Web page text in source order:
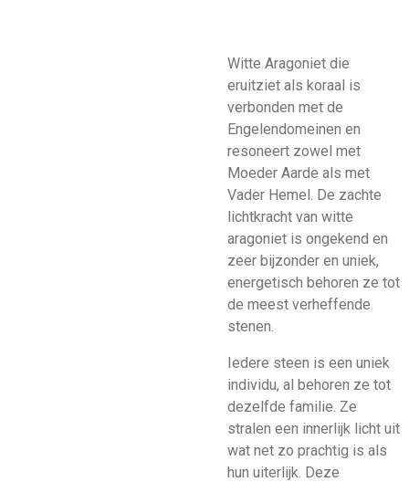
Witte Aragoniet die
eruitziet als koraal is
verbonden met de
Engelendomeinen en
resoneert zowel met
Moeder Aarde als met
Vader Hemel. De zachte
lichtkracht van witte
aragoniet is ongekend en
zeer bijzonder en uniek,
energetisch behoren ze tot
de meest verheffende
stenen.
Iedere steen is een uniek
individu, al behoren ze tot
dezelfde familie. Ze
stralen een innerlijk licht uit
wat net zo prachtig is als
hun uiterlijk. Deze